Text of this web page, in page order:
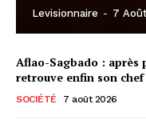
Levisionnaire - 7
Aflao-Sagbado : après
retrouve enfin son chef
SOCIÉTÉ 7 août 2026